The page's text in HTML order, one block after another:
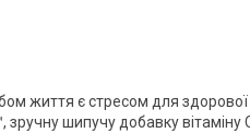
життя є стресом для
зручну шипучу добавку вітаміну